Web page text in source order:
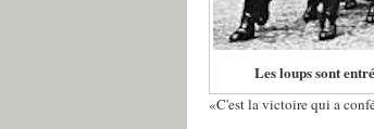
Les loups sont
«C'est la victoire qui a